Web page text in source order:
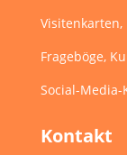
Visitenkarten,
Frageböge,
Social-
Kontakt